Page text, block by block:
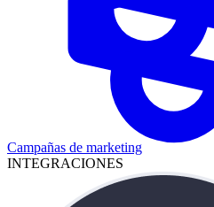
Campañas de marketing
INTEGRACIONES